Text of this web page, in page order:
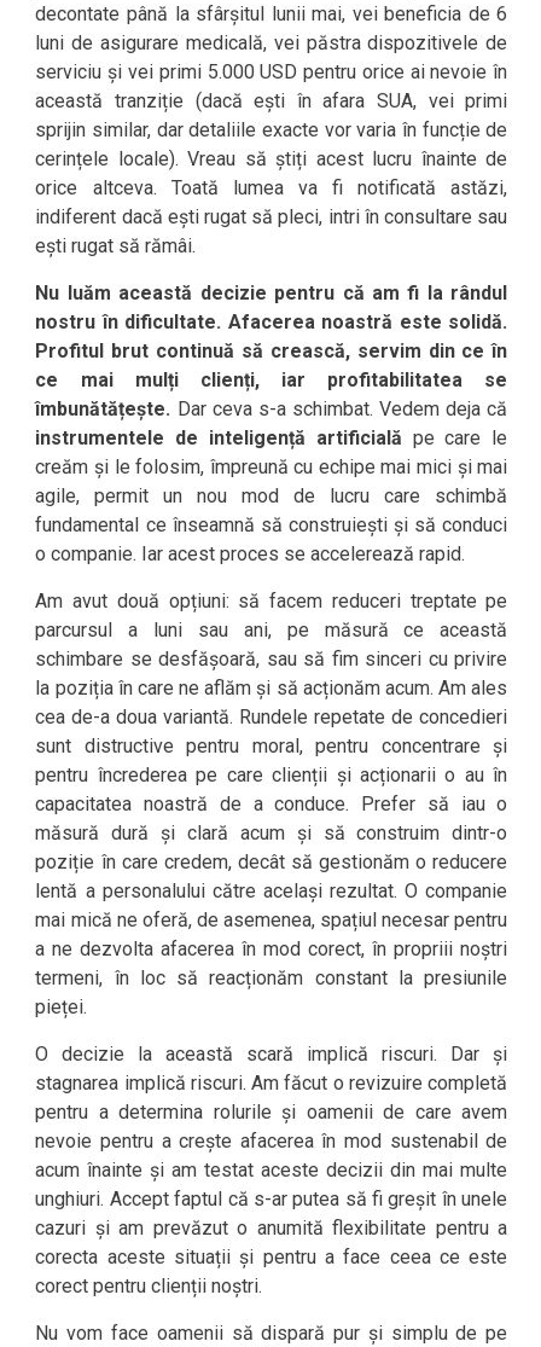
decontate până la sfârșitul lunii mai, vei beneficia de 6
luni de asigurare medicală, vei păstra dispozitivele de
serviciu și vei primi 5.000 USD pentru orice ai nevoie în
această tranziție (dacă ești în afara SUA, vei primi
sprijin similar, dar detaliile exacte vor varia în funcție de
cerințele locale). Vreau să știți acest lucru înainte de
orice altceva. Toată lumea va fi notificată astăzi,
indiferent dacă ești rugat să pleci, intri în consultare sau
ești rugat să rămâi.
Nu luăm această decizie pentru că am fi la rândul
nostru în dificultate. Afacerea noastră este solidă.
Profitul brut continuă să crească, servim din ce în
ce mai mulți clienți, iar profitabilitatea se
îmbunătățește. Dar ceva s-a schimbat. Vedem deja că
instrumentele de inteligență artificială pe care le
creăm și le folosim, împreună cu echipe mai mici și mai
agile, permit un nou mod de lucru care schimbă
fundamental ce înseamnă să construiești și să conduci
o companie. Iar acest proces se accelerează rapid.
Am avut două opțiuni: să facem reduceri treptate pe
parcursul a luni sau ani, pe măsură ce această
schimbare se desfășoară, sau să fim sinceri cu privire
la poziția în care ne aflăm și să acționăm acum. Am ales
cea de-a doua variantă. Rundele repetate de concedieri
sunt distructive pentru moral, pentru concentrare și
pentru încrederea pe care clienții și acționarii o au în
capacitatea noastră de a conduce. Prefer să iau o
măsură dură și clară acum și să construim dintr-o
poziție în care credem, decât să gestionăm o reducere
lentă a personalului către același rezultat. O companie
mai mică ne oferă, de asemenea, spațiul necesar pentru
a ne dezvolta afacerea în mod corect, în propriii noștri
termeni, în loc să reacționăm constant la presiunile
pieței.
O decizie la această scară implică riscuri. Dar și
stagnarea implică riscuri. Am făcut o revizuire completă
pentru a determina rolurile și oamenii de care avem
nevoie pentru a crește afacerea în mod sustenabil de
acum înainte și am testat aceste decizii din mai multe
unghiuri. Accept faptul că s-ar putea să fi greșit în unele
cazuri și am prevăzut o anumită flexibilitate pentru a
corecta aceste situații și pentru a face ceea ce este
corect pentru clienții noștri.
Nu vom face oamenii să dispară pur și simplu de pe